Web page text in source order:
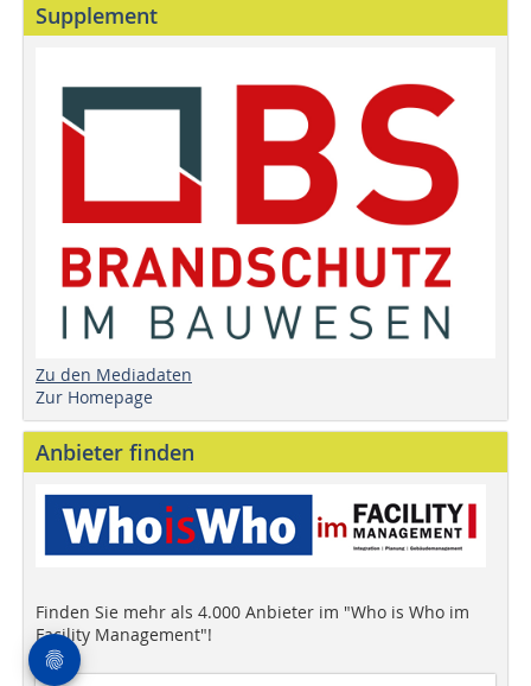
Supplement
Zu den Mediadaten
Zur Homepage
Anbieter finden
Finden Sie mehr als 4.000 Anbieter im "Who is Who im
Facility Management"!